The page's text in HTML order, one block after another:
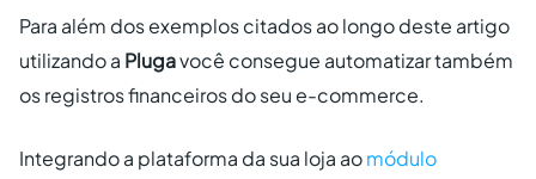
Para além dos exemplos citados ao longo deste artigo
utilizando a Plugavocê consegue automatizar também
os registros financeiros do seu e-commerce.
Integrando a plataforma da sua loja aomódulo